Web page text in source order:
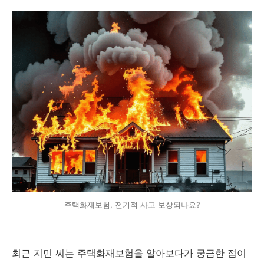
주택화재보험, 전기적 사고 보상되나요?
최근 지민 씨는 주택화재보험을 알아보다가 궁금한 점이